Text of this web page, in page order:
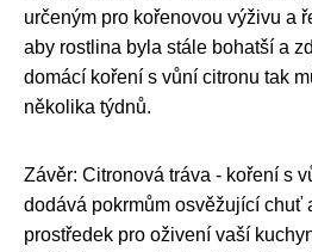
určeným pro kořenovou výživu a
aby rostlina byla stále bohatší a
domácí koření s vůní citronu tak
několika týdnů.
Závěr: Citronová tráva - koření s
dodává pokrmům osvěžující chuť
prostředek pro oživení vaší